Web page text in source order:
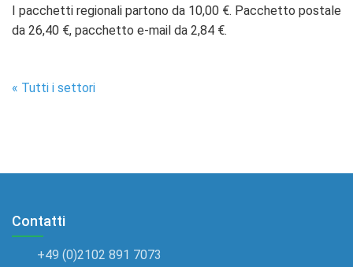
I pacchetti regionali partono da 10,00 €. Pacchetto postale
da 26,40 €, pacchetto e-mail da 2,84 €.
« Tutti i settori
Contatti
+49 (0)2102 891 7073